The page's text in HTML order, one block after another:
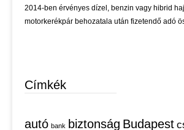
2014-ben érvényes dízel, benzin vagy hibrid
motorkerékpár behozatala után fizetendő adó
Címkék
autó bank biztonság Budapest